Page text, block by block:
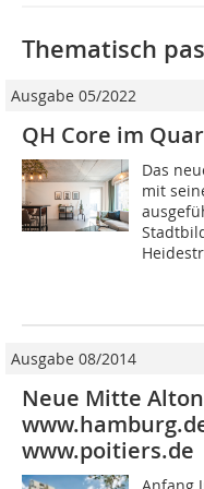
Thematisch
Ausgabe 05/2022
QH Core im
Das
mit
Ausgabe 08/2014
Neue Mitte
www.poitiers.de